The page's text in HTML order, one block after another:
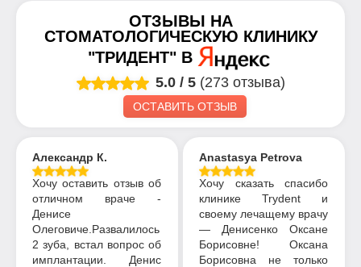
ОТЗЫВЫ НА
СТОМАТОЛОГИЧЕСКУЮ КЛИНИКУ
"ТРИДЕНТ" В
5.0 / 5 (273 отзыва)
ОСТАВИТЬ ОТЗЫВ
Александр К.
Хочу оставить отзыв об
отличном враче -
Денисе
Олеговиче.Развалилось
2 зуба, встал вопрос об
имплантации. Денис
Anastasya Petrova
Хочу сказать спасибо
клинике Trydent и
своему лечащему врачу
— Денисенко Оксане
Борисовне! Оксана
Борисовна не только